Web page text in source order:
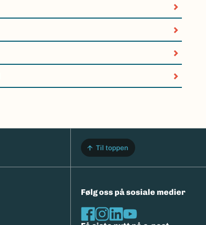
Til toppen
Følg oss på sosiale medier